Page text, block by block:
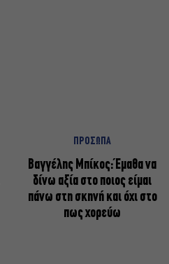
ΠΡΟΣΩΠΑ
Βαγγέλης Μπίκος: Έμαθα να
δίνω αξία στο ποιος είμαι
πάνω στη σκηνή και όχι στο
πως χορεύω